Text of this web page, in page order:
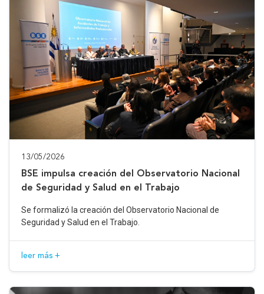
13/05/2026
BSE impulsa creación del Observatorio Nacional
de Seguridad y Salud en el Trabajo
Se formalizó la creación del Observatorio Nacional de
Seguridad y Salud en el Trabajo.
leer más +